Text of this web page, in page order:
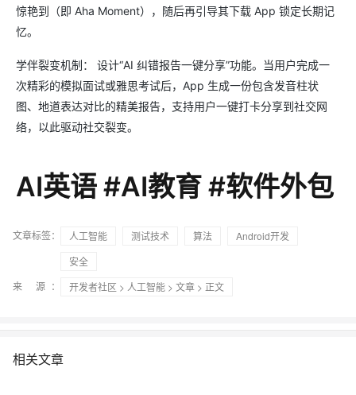
惊艳到（即 Aha Moment），随后再引导其下载 App 锁定长期记
忆。
学伴裂变机制： 设计“AI 纠错报告一键分享”功能。当用户完成一
次精彩的模拟面试或雅思考试后，App 生成一份包含发音柱状
图、地道表达对比的精美报告，支持用户一键打卡分享到社交网
络，以此驱动社交裂变。
AI英语 #AI教育 #软件外包
文章标签： 人工智能 测试技术 算法
Android开发
安全
来 源：
开发者社区 > 人工智能 > 文章 > 正文
相关文章